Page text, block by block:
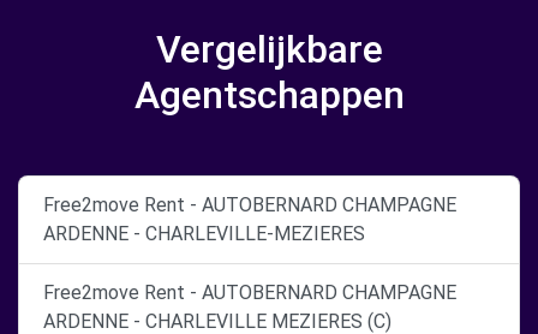
Vergelijkbare
Agentschappen
Free2move Rent - AUTOBERNARD CHAMPAGNE
ARDENNE - CHARLEVILLE-MEZIERES
Free2move Rent - AUTOBERNARD CHAMPAGNE
ARDENNE - CHARLEVILLE MEZIERES (C)